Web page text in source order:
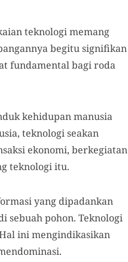
teknologi memang
begitu signifikan
fundamental bagi roda
kehidupan manusia
teknologi seakan
ekonomi, berkegiatan
teknologi itu.
yang dipadankan
sebuah pohon. Teknologi
ini mengindikasikan